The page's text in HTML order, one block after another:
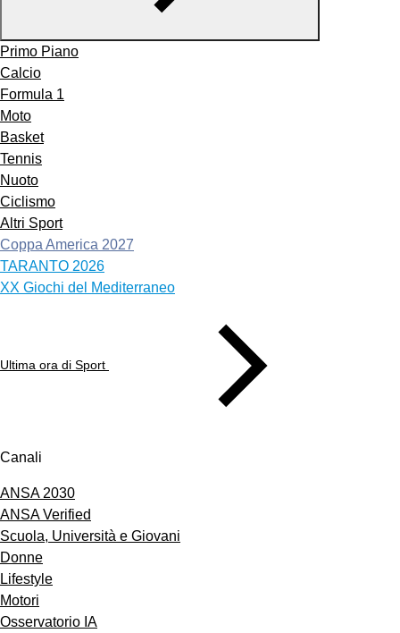
Primo Piano
Calcio
Formula 1
Moto
Basket
Tennis
Nuoto
Ciclismo
Altri Sport
Coppa America 2027
TARANTO 2026
XX Giochi del Mediterraneo
Ultima ora di Sport
Canali
ANSA 2030
ANSA Verified
Scuola, Università e Giovani
Donne
Lifestyle
Motori
Osservatorio IA